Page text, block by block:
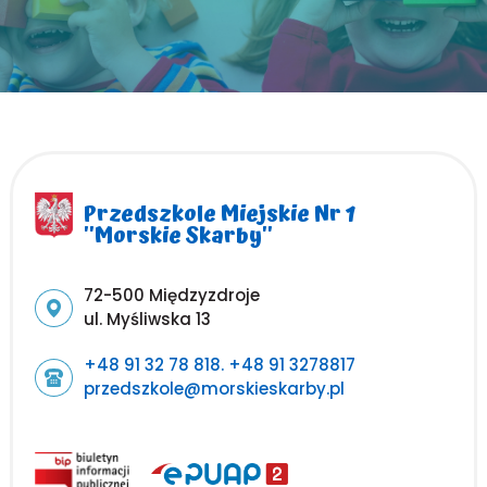
Przedszkole Miejskie Nr 1
''Morskie Skarby''
Adres pocztowy:
72-500 Międzyzdroje
ul. Myśliwska 13
+48 91 32 78 818. +48 91 3278817
przedszkole@morskieskarby.pl